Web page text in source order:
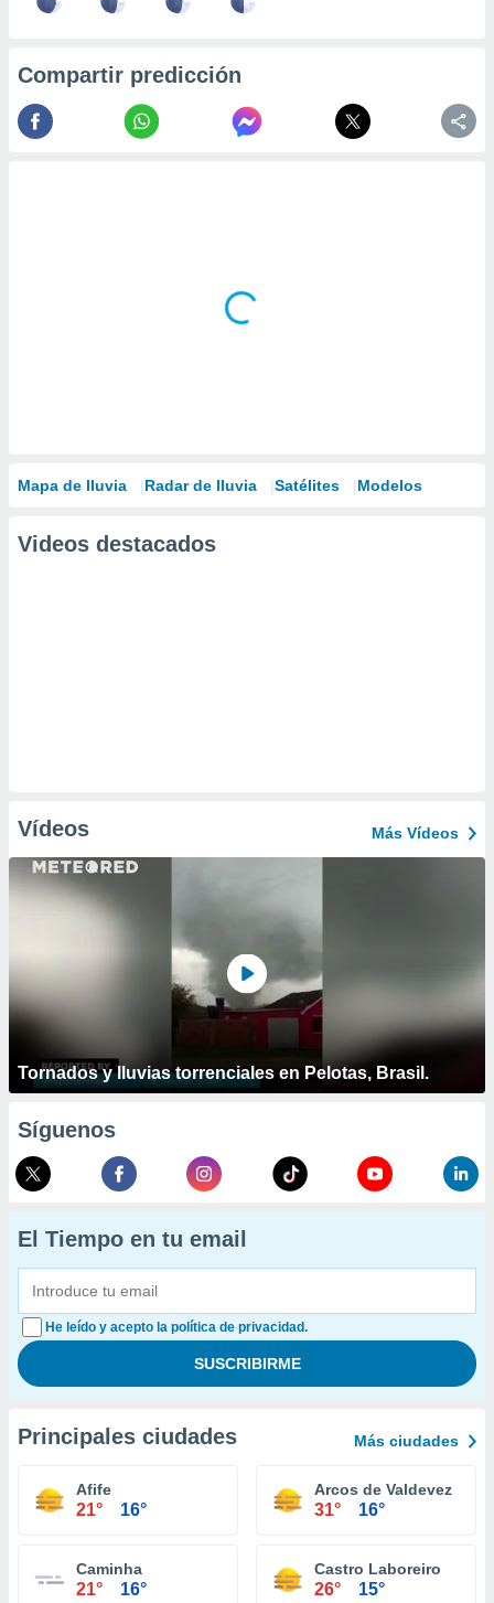
Compartir predicción
Mapa de lluvia Radar de lluvia Satélites Modelos
Videos destacados
Vídeos Más Vídeos
Tornados y lluvias torrenciales en Pelotas, Brasil.
Síguenos
El Tiempo en tu email
He leído y acepto la política de privacidad.
Principales ciudades Más ciudades
Afife
21° 16°
Arcos de Valdevez
31° 16°
Caminha
21° 16°
Castro Laboreiro
26° 15°